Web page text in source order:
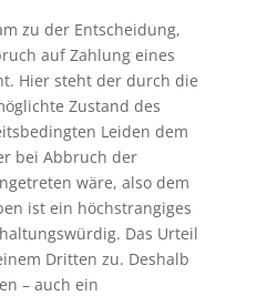
zu der Entscheidung,
auf Zahlung eines
Hier steht der durch die
Zustand des
Leiden dem
bei Abbruch der
wäre, also dem
ist ein höchstrangiges
Das Urteil
Dritten zu. Deshalb
– auch ein